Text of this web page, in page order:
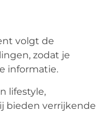
volgt de
zodat je
informatie.
lifestyle,
bieden verrijkende